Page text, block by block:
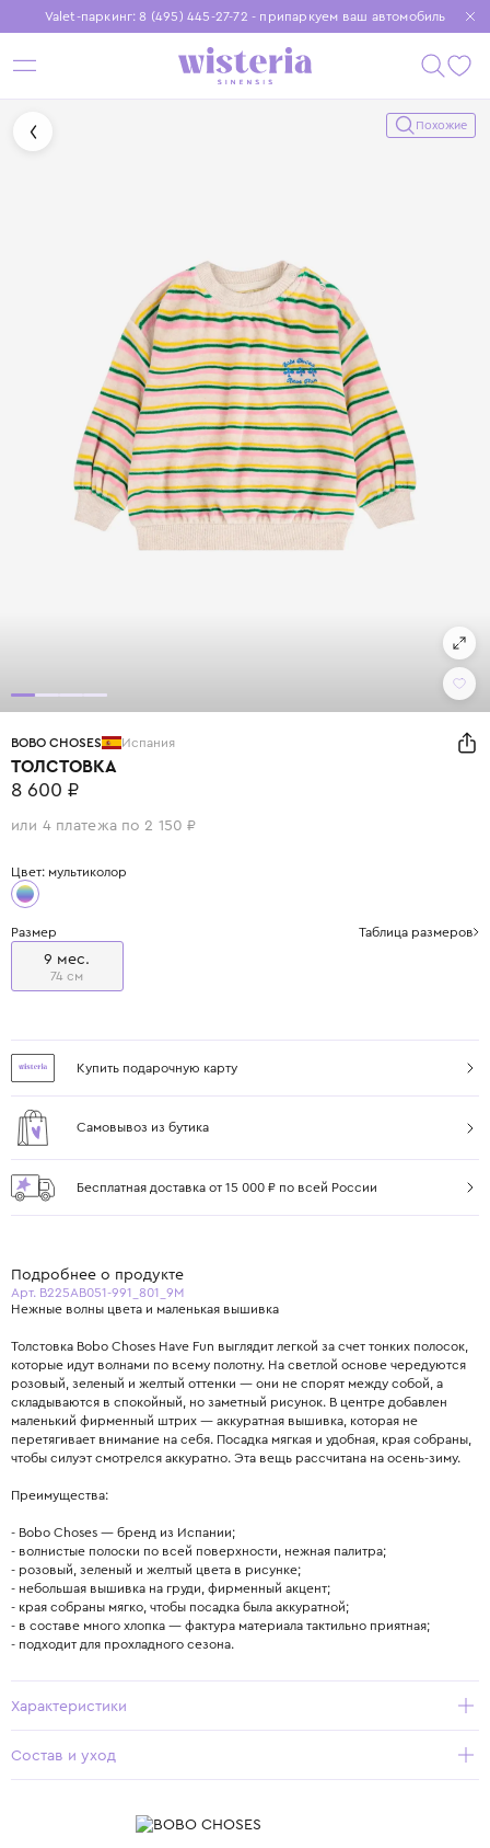
Valet-паркинг: 8 (495) 445-27-72 - припаркуем ваш автомобиль
Бесплатная доставка при заказе от 15 000 ₽
Установите приложение, чтобы покупки были еще удобнее
Похожие
BOBO CHOSES Испания
ТОЛСТОВКА
8 600 ₽
или 4 платежа по 2 150 ₽
Цвет: мультиколор
Размер Таблица размеров
9 мес.
74 см
Купить подарочную карту
Самовывоз из бутика
Бесплатная доставка от 15 000 ₽ по всей России
Подробнее о продукте
Арт. B225AB051-991_801_9M
Нежные волны цвета и маленькая вышивка
Толстовка Bobo Choses Have Fun выглядит легкой за счет тонких полосок,
которые идут волнами по всему полотну. На светлой основе чередуются
розовый, зеленый и желтый оттенки — они не спорят между собой, а
складываются в спокойный, но заметный рисунок. В центре добавлен
маленький фирменный штрих — аккуратная вышивка, которая не
перетягивает внимание на себя. Посадка мягкая и удобная, края собраны,
чтобы силуэт смотрелся аккуратно. Эта вещь рассчитана на осень-зиму.
Преимущества:
- Bobo Choses — бренд из Испании;
- волнистые полоски по всей поверхности, нежная палитра;
- розовый, зеленый и желтый цвета в рисунке;
- небольшая вышивка на груди, фирменный акцент;
- края собраны мягко, чтобы посадка была аккуратной;
- в составе много хлопка — фактура материала тактильно приятная;
- подходит для прохладного сезона.
Характеристики
Состав и уход